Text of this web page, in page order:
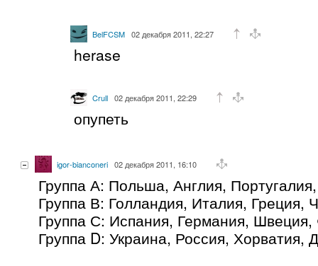
BelFCSM 02 декабря 2011, 22:27
herase
Crull 02 декабря 2011, 22:29
опупеть
igor-bianconeri 02 декабря 2011, 16:10
Группа А: Польша, Англия,
Группа В: Голландия, Италия, Греция,
Группа С: Испания, Германия,
Группа D: Украина, Россия, Хорватия,